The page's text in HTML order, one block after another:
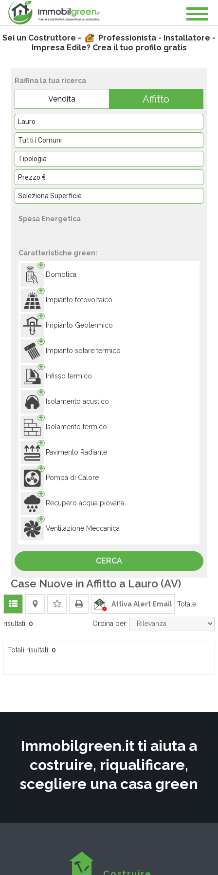
Sei un Costruttore -
Professionista - Installatore -
Impresa Edile? Crea il tuo profilo gratis
Raffina la tua ricerca
Vendita Affitto
Spesa Energetica
Caratteristiche green:
Domotica
Impianto fotovoltaico
Impianto Geotermico
Impianto solare termico
Infisso termico
Isolamento acustico
Isolamento termico
Pavimento Radiante
Pompa di Calore
Recupero acqua piovana
Ventilazione Meccanica
Case Nuove in Affitto a Lauro (AV)
Attiva Alert Email Totale
risultati: 0 Ordina per:
Totali risultati: 0
Immobilgreen.it ti aiuta a
costruire, riqualificare,
scegliere una casa green